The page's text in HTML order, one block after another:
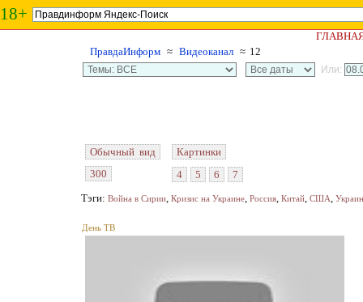
18+
ПравдаИнформ ≈ Видеоканал ≈ 12
Или:
Обычный вид
300
Картинки
4
5 6 7
Тэги: Война в Сирии, Кризис на Украине, Россия, Китай, США,
День ТВ